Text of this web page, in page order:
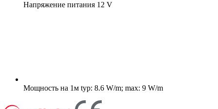
Напряжение питания 12 V
Мощность на 1м typ: 8.6 W/m; max: 9 W/m